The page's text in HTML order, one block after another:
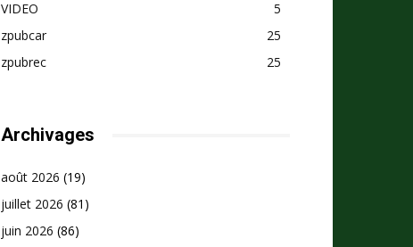
VIDEO
5
zpubcar
25
zpubrec
25
Archivages
août 2026 (19)
juillet 2026 (81)
juin 2026 (86)